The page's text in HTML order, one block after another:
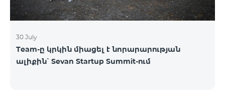
30 July
Team-ը կրկին միացել է նորարարության
ալիքին՝ Sevan Startup Summit-ում